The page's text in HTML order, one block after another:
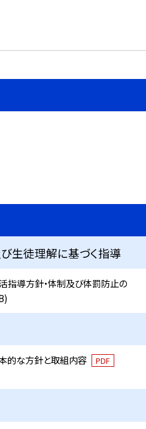
生徒理解に基づく指導
指導方針・体制及び体罰防止の
的な方針と取組内容 PDF